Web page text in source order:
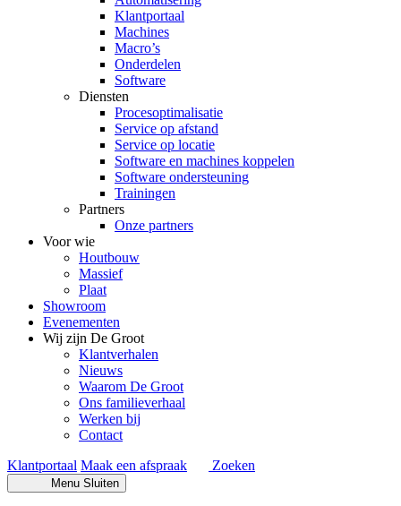
Klantportaal
Machines
Macro’s
Onderdelen
Software
Diensten
Procesoptimalisatie
Service op afstand
Service op locatie
Software en machines koppelen
Software ondersteuning
Trainingen
Partners
Onze partners
Voor wie
Houtbouw
Massief
Plaat
Showroom
Evenementen
Wij zijn De Groot
Klantverhalen
Nieuws
Waarom De Groot
Ons familieverhaal
Werken bij
Contact
Klantportaal Maak een afspraak Zoeken
Menu Sluiten